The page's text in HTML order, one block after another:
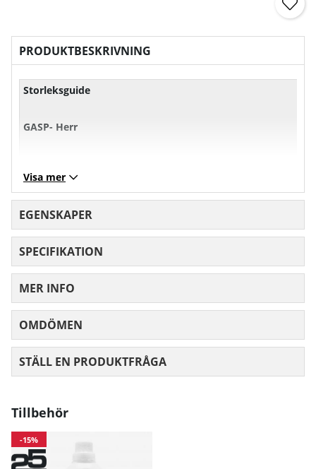
PRODUKTBESKRIVNING
Storleksguide
GASP- Herr
Bröst 101 107 113 119
Midja 71 77 83 89
Höft
Mått angivna i cm.
Visa mer
EGENSKAPER
SPECIFIKATION
MER INFO
OMDÖMEN
STÄLL EN PRODUKTFRÅGA
Tillbehör
-15%